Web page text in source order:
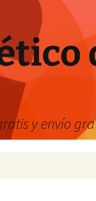
y envío